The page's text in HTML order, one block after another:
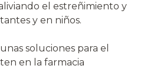
el estreñimiento y
y en niños.
soluciones para el
en la farmacia